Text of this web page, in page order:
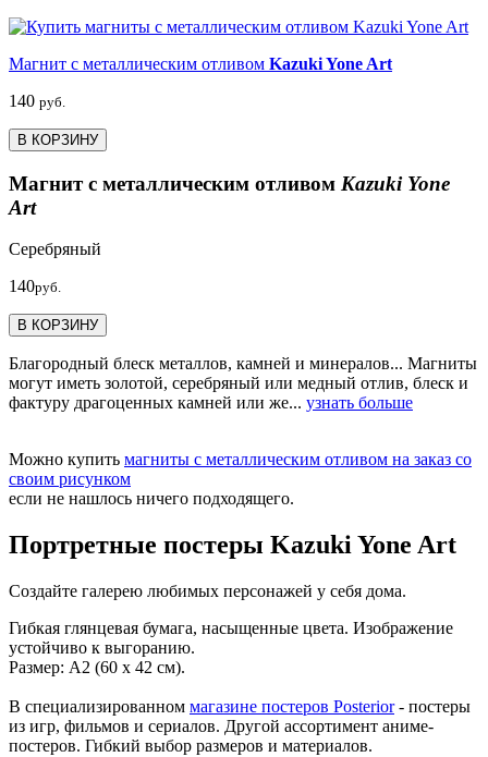
Магнит с металлическим отливом Kazuki Yone Art
140 руб.
В КОРЗИНУ
Магнит с металлическим отливом Kazuki Yone
Art
Серебряный
140руб.
В КОРЗИНУ
Благородный блеск металлов, камней и минералов... Магниты
могут иметь золотой, серебряный или медный отлив, блеск и
фактуру драгоценных камней или же... узнать больше
Можно купить магниты с металлическим отливом на заказ со
своим рисунком
если не нашлось ничего подходящего.
Портретные постеры Kazuki Yone Art
Создайте галерею любимых персонажей у себя дома.
Гибкая глянцевая бумага, насыщенные цвета. Изображение
устойчиво к выгоранию.
Размер: А2 (60 х 42 см).
В специализированном магазине постеров Posterior- постеры
из игр, фильмов и сериалов. Другой ассортимент аниме-
постеров. Гибкий выбор размеров и материалов.